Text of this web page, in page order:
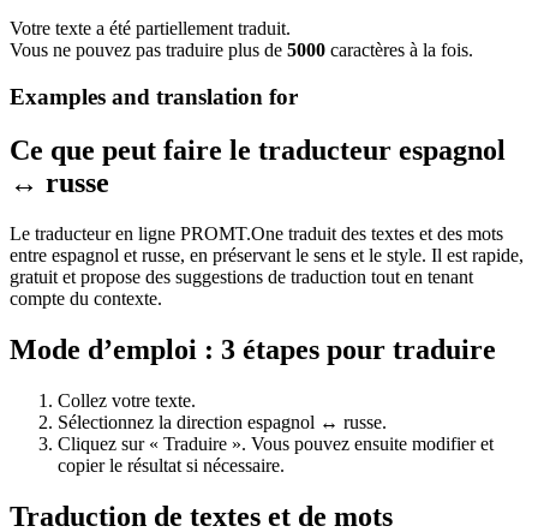
Votre texte a été partiellement traduit.
Vous ne pouvez pas traduire plus de 5000 caractères à la fois.
Examples and translation for
Ce que peut faire le traducteur espagnol
↔ russe
Le traducteur en ligne PROMT.One traduit des textes et des mots
entre espagnol et russe, en préservant le sens et le style. Il est rapide,
gratuit et propose des suggestions de traduction tout en tenant
compte du contexte.
Mode d’emploi : 3 étapes pour traduire
Collez votre texte.
Sélectionnez la direction espagnol ↔ russe.
Cliquez sur « Traduire ». Vous pouvez ensuite modifier et
copier le résultat si nécessaire.
Traduction de textes et de mots